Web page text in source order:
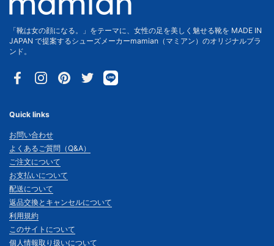
「靴は女の顔になる。」をテーマに、女性の足を美しく魅せる靴を MADE IN
JAPAN で提案するシューズメーカーmamian（マミアン）のオリジナルブラ
ンド。
FacebookInstagramPinterestTwitter
Quick links
お問い合わせ
よくあるご質問（Q&A）
ご注文について
お支払いについて
配送について
返品交換とキャンセルについて
利用規約
このサイトについて
個人情報取り扱いについて